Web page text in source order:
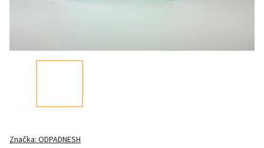
Značka:ODPADNESH